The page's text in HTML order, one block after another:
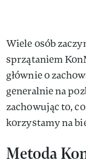
Wiele osób
sprzątaniem
głównie o
generalnie na
zachowując to,
korzystamy na
Metoda